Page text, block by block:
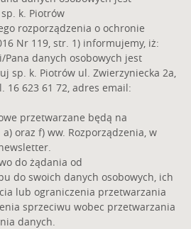
k. Piotrów
rozporządzenia o ochronie
Nr 119, str. 1) informujemy, iż:
danych osobowych jest
sp. k. Piotrów ul. Zwierzyniecka 2a,
16 623 61 72, adres email:
przetwarzane będą na
oraz f) ww. Rozporządzenia, w
do żądania od
do swoich danych osobowych, ich
lub ograniczenia przetwarzania
sprzeciwu wobec przetwarzania
danych.